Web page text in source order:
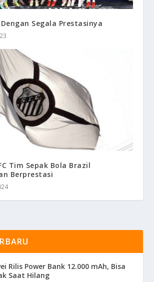
Segala Prestasinya
Tim Sepak Bola Brazil
Berprestasi
Rilis Power Bank 12.000 mAh, Bisa
Saat Hilang